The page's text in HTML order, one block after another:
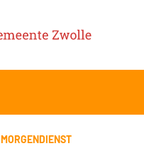
MORGENDIENST